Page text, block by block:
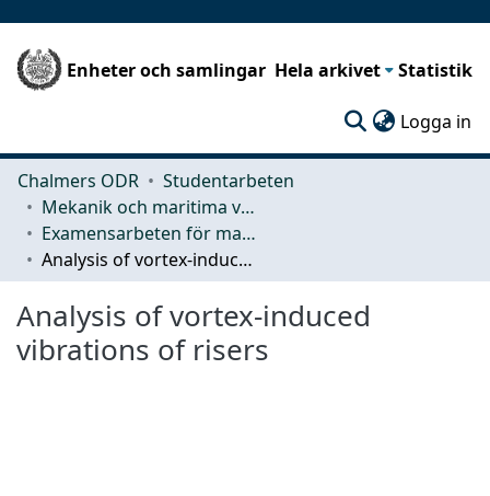
Enheter och samlingar Hela arkivet Statistik
Logga in
Chalmers ODR
Studentarbeten
Mekanik och maritima vetenskaper (M2)
Examensarbeten för masterexamen
Analysis of vortex-induced vibrations of risers
Analysis of vortex-induced
vibrations of risers